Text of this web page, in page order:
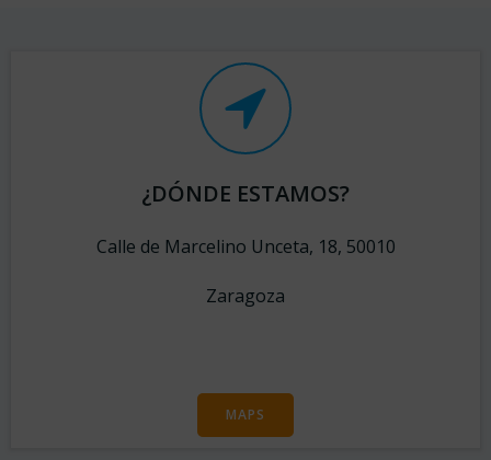
¿DÓNDE ESTAMOS?
Calle de Marcelino Unceta, 18, 50010
Zaragoza
MAPS